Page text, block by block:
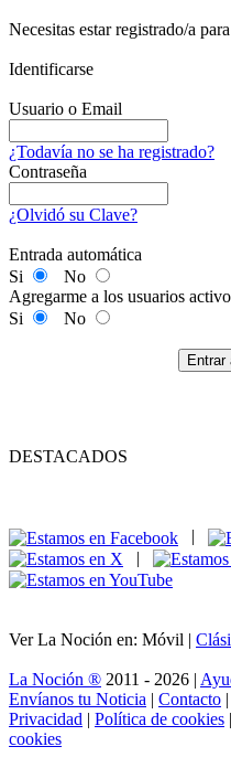
Necesitas estar registrado/a
Identificarse
Usuario o Email
¿Todavía no se ha registrado?
Contraseña
¿Olvidó su Clave?
Entrada automática
Si
No
Agregarme a los usuarios
Si
No
Entrar
DESTACADOS
|
Ver La Noción en: Móvil |
La Noción ® 2011 - 2026 |
Envíanos tu Noticia | Contacto |
Privacidad | Política de cookies |
cookies